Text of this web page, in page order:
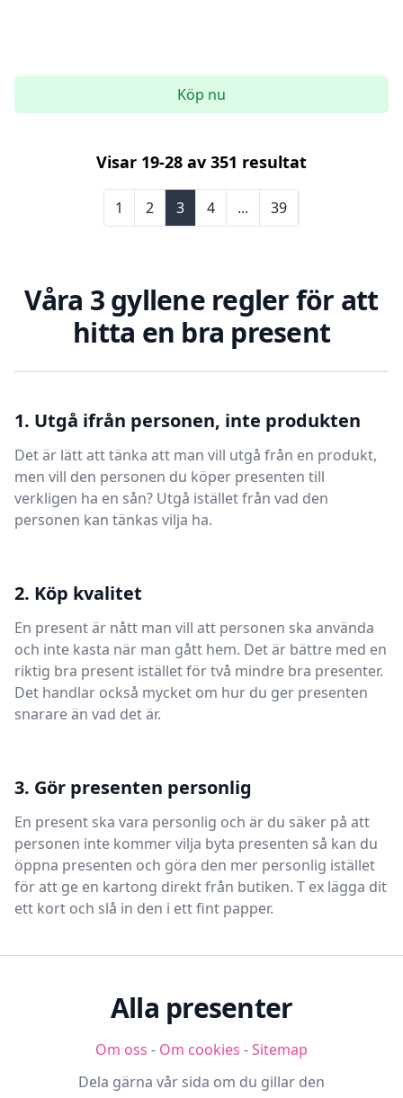
Köp nu
Visar 19-28 av 351 resultat
1 2 3 4 ... 39
Våra 3 gyllene regler för att
hitta en bra present
1. Utgå ifrån personen, inte produkten
Det är lätt att tänka att man vill utgå från en produkt,
men vill den personen du köper presenten till
verkligen ha en sån? Utgå istället från vad den
personen kan tänkas vilja ha.
2. Köp kvalitet
En present är nått man vill att personen ska använda
och inte kasta när man gått hem. Det är bättre med en
riktig bra present istället för två mindre bra presenter.
Det handlar också mycket om hur du ger presenten
snarare än vad det är.
3. Gör presenten personlig
En present ska vara personlig och är du säker på att
personen inte kommer vilja byta presenten så kan du
öppna presenten och göra den mer personlig istället
för att ge en kartong direkt från butiken. T ex lägga dit
ett kort och slå in den i ett fint papper.
Alla presenter
Om oss - Om cookies -Sitemap
Dela gärna vår sida om du gillar den